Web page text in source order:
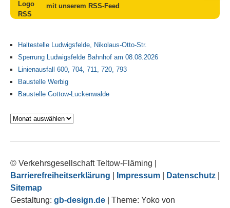
mit unserem RSS-Feed
Haltestelle Ludwigsfelde, Nikolaus-Otto-Str.
Sperrung Ludwigsfelde Bahnhof am 08.08.2026
Linienausfall 600, 704, 711, 720, 793
Baustelle Werbig
Baustelle Gottow-Luckenwalde
Archiv
© Verkehrsgesellschaft Teltow-Fläming
Barrierefreiheitserklärung
Impressum Datenschutz
Sitemap
Gestaltung: gb-design.de Theme: Yoko von